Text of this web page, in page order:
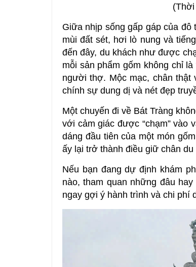
Giữa nhịp sống gấp gáp của
mùi đất sét, hơi lò nung và
đến đây, du khách như được
mỗi sản phẩm gốm không chỉ
người thợ. Mộc mạc, chân thật
chính sự dung dị và nét đẹp
Một chuyến đi về Bát Tràng
với cảm giác được “chạm” vào
dáng đầu tiên của một món
ấy lại trở thành điều giữ chân
Nếu bạn đang dự định khám
nào, tham quan những đâu
ngay gợi ý hành trình và chi phí